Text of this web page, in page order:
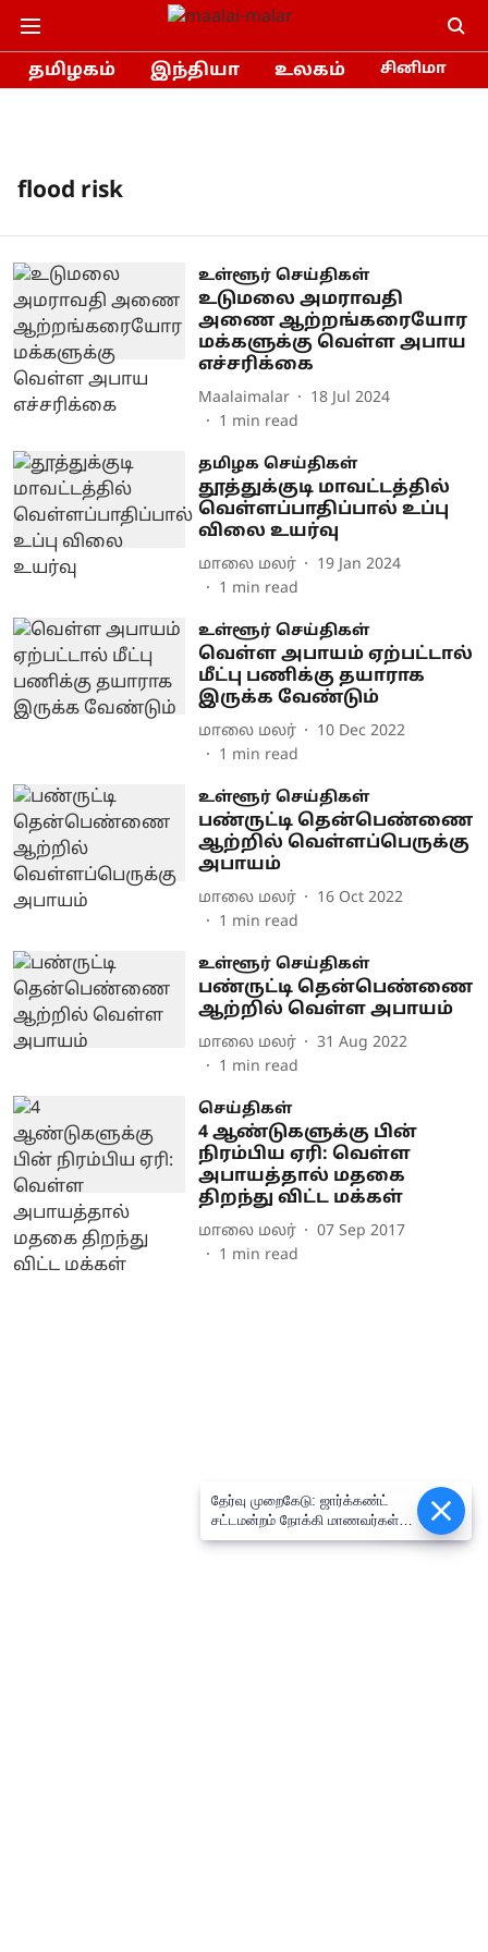
தமிழகம் இந்தியா உலகம் சினிமா
flood risk
உள்ளூர் செய்திகள்
உடுமலை அமராவதி
அணை ஆற்றங்கரையோர
மக்களுக்கு வெள்ள அபாய
எச்சரிக்கை
Maalaimalar
18 Jul 2024
1 min read
தமிழக செய்திகள்
தூத்துக்குடி மாவட்டத்தில்
வெள்ளப்பாதிப்பால் உப்பு
விலை உயர்வு
மாலை மலர்
19 Jan 2024
1 min read
உள்ளூர் செய்திகள்
வெள்ள அபாயம் ஏற்பட்டால்
மீட்பு பணிக்கு தயாராக
இருக்க வேண்டும்
மாலை மலர்
10 Dec 2022
1 min read
உள்ளூர் செய்திகள்
பண்ருட்டி தென்பெண்ணை
ஆற்றில் வெள்ளப்பெருக்கு
அபாயம்
மாலை மலர்
16 Oct 2022
1 min read
உள்ளூர் செய்திகள்
பண்ருட்டி தென்பெண்ணை
ஆற்றில் வெள்ள அபாயம்
மாலை மலர்
31 Aug 2022
1 min read
செய்திகள்
4 ஆண்டுகளுக்கு பின்
நிரம்பிய ஏரி: வெள்ள
அபாயத்தால் மதகை
திறந்து விட்ட மக்கள்
மாலை மலர்
07 Sep 2017
1 min read
Epaper
தேர்வு முறைகேடு: ஜார்க்கண்ட்
சட்டமன்றம் நோக்கி மாணவர்கள்
பேரணி.. முதல்வர் வீட்டை